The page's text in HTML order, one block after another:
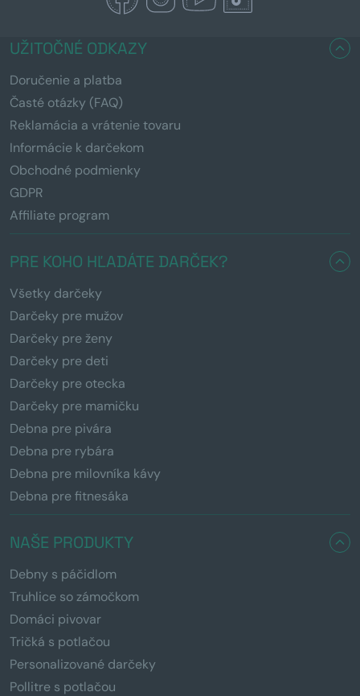
UŽITOČNÉ ODKAZY
Doručenie a platba
Časté otázky (FAQ)
Reklamácia a vrátenie tovaru
Informácie k darčekom
Obchodné podmienky
GDPR
Affiliate program
PRE KOHO HĽADÁTE DARČEK?
Všetky darčeky
Darčeky pre mužov
Darčeky pre ženy
Darčeky pre deti
Darčeky pre otecka
Darčeky pre mamičku
Debna pre pivára
Debna pre rybára
Debna pre milovníka kávy
Debna pre fitnesáka
NAŠE PRODUKTY
Debny s páčidlom
Truhlice so zámočkom
Domáci pivovar
Tričká s potlačou
Personalizované darčeky
Pollitre s potlačou